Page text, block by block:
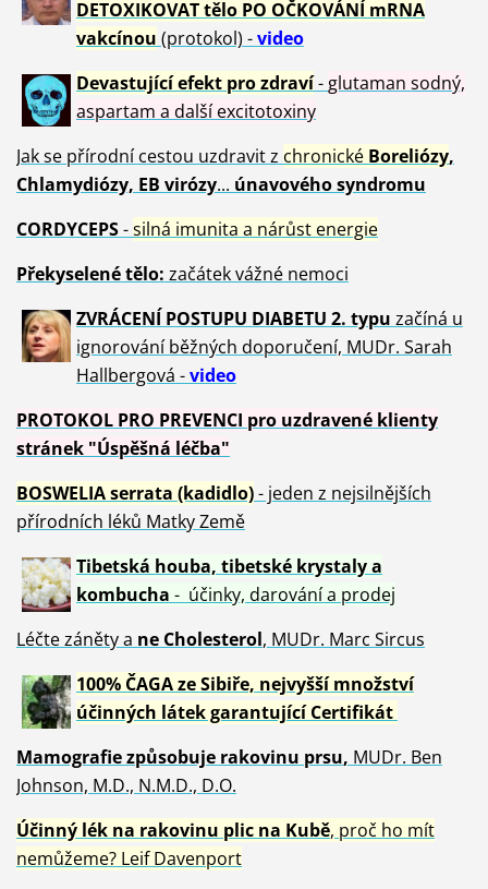
DETOXIKOVAT tělo PO OČKOVÁNÍ mRNA
vakcínou (protokol) -video
Devastující efekt pro zdraví- glutaman sodný,
aspartam a další excitotoxiny
Jak se přírodní cestou uzdravit z chronické Boreliózy,
Chlamydiózy, EB virózy... únavového syndromu
CORDYCEPS-silná imunita a nárůst energie
Překyselené tělo: začátek vážné nemoci
ZVRÁCENÍ POSTUPU DIABETU 2. typu začíná u
ignorování běžných doporučení, MUDr. Sarah
Hallbergová -video
PROTOKOL PRO PREVENCI pro uzdravené klienty
stránek "Úspěšná léčba"
BOSWELIA serrata (kadidlo)- jeden z nejsilnějších
přírodních léků Matky Země
Tibetská houba, tibetské krystalya
kombucha - účinky, darování a prodej
Léčte záněty a ne Cholesterol, MUDr. Marc Sircus
100% ČAGA ze Sibiře, nejvyšší množství
účinných látek garantující Certifikát
Mamografie způsobuje rakovinu prsu, MUDr. Ben
Johnson, M.D., N.M.D., D.O.
Účinný lék na rakovinu plic na Kubě, proč ho mít
nemůžeme? Leif Davenport